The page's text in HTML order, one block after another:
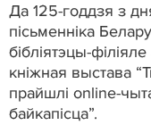
Да 125-годдзя з
пісьменніка
бібліятэцы-
кніжная выстава
прайшлі online-
байкапісца”.